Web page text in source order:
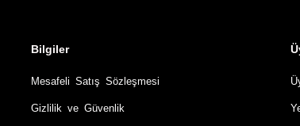
Bilgiler
Mesafeli Satış Sözleşmesi
Gizlilik ve Güvenlik